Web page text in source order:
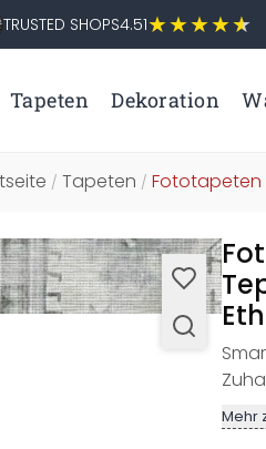
TRUSTED SHOPS4.51
Tapeten Dekoration
/ Tapeten / Fototapeten
Mehr